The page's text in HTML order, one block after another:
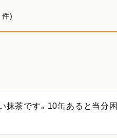
抹茶です。10缶あると当分